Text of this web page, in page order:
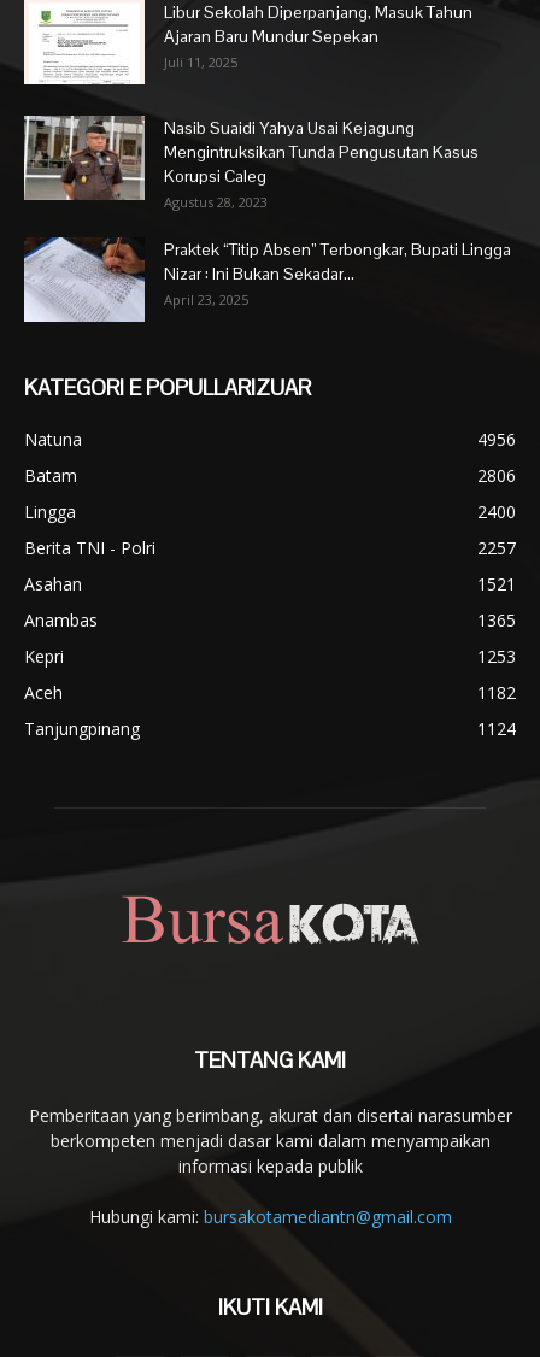
Libur Sekolah Diperpanjang, Masuk Tahun
Ajaran Baru Mundur Sepekan
Juli 11, 2025
Nasib Suaidi Yahya Usai Kejagung
Mengintruksikan Tunda Pengusutan Kasus
Korupsi Caleg
Agustus 28, 2023
Praktek “Titip Absen” Terbongkar, Bupati Lingga
Nizar : Ini Bukan Sekadar...
April 23, 2025
KATEGORI E POPULLARIZUAR
Natuna
4956
Batam
2806
Lingga
2400
Berita TNI - Polri
2257
Asahan
1521
Anambas
1365
Kepri
1253
Aceh
1182
Tanjungpinang
1124
TENTANG KAMI
Pemberitaan yang berimbang, akurat dan disertai narasumber
berkompeten menjadi dasar kami dalam menyampaikan
informasi kepada publik
Hubungi kami: bursakotamediantn@gmail.com
IKUTI KAMI